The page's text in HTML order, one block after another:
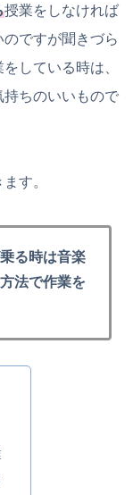
授業をしなければ
ですが聞きづら
している時は、
ちのいいもので
す。
る時は音楽
法で作業を